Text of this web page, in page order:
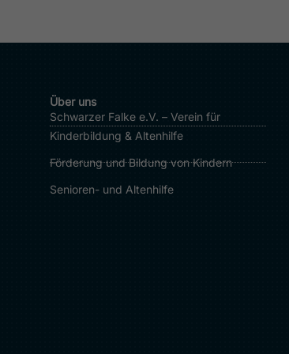
Über uns
Schwarzer Falke e.V. – Verein für
Kinderbildung & Altenhilfe
Förderung und Bildung von Kindern
Senioren- und Altenhilfe